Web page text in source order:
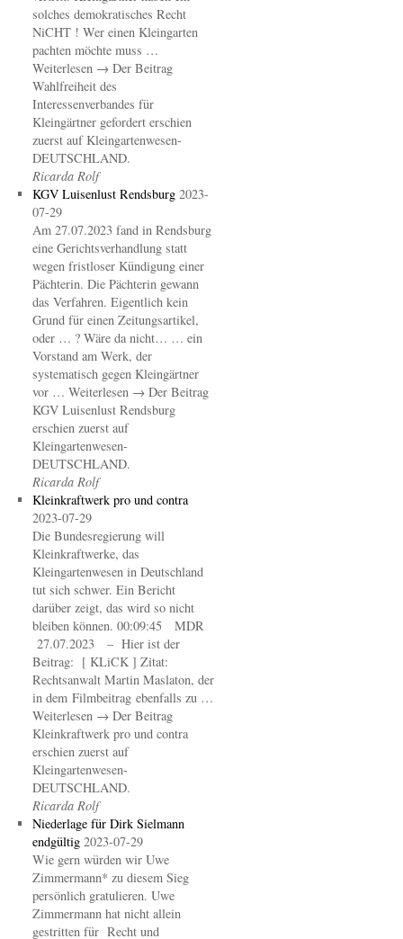
solches demokratisches Recht
NiCHT ! Wer einen Kleingarten
pachten möchte muss …
Weiterlesen → Der Beitrag
Wahlfreiheit des
Interessenverbandes für
Kleingärtner gefordert erschien
zuerst auf Kleingartenwesen-
DEUTSCHLAND.
Ricarda Rolf
KGV Luisenlust Rendsburg 2023-
07-29
Am 27.07.2023 fand in Rendsburg
eine Gerichtsverhandlung statt
wegen fristloser Kündigung einer
Pächterin. Die Pächterin gewann
das Verfahren. Eigentlich kein
Grund für einen Zeitungsartikel,
oder … ? Wäre da nicht… … ein
Vorstand am Werk, der
systematisch gegen Kleingärtner
vor … Weiterlesen → Der Beitrag
KGV Luisenlust Rendsburg
erschien zuerst auf
Kleingartenwesen-
DEUTSCHLAND.
Ricarda Rolf
Kleinkraftwerk pro und contra
2023-07-29
Die Bundesregierung will
Kleinkraftwerke, das
Kleingartenwesen in Deutschland
tut sich schwer. Ein Bericht
darüber zeigt, das wird so nicht
bleiben können. 00:09:45 MDR
27.07.2023 – Hier ist der
Beitrag: [ KLiCK ] Zitat:
Rechtsanwalt Martin Maslaton, der
in dem Filmbeitrag ebenfalls zu …
Weiterlesen → Der Beitrag
Kleinkraftwerk pro und contra
erschien zuerst auf
Kleingartenwesen-
DEUTSCHLAND.
Ricarda Rolf
Niederlage für Dirk Sielmann
endgültig 2023-07-29
Wie gern würden wir Uwe
Zimmermann* zu diesem Sieg
persönlich gratulieren. Uwe
Zimmermann hat nicht allein
gestritten für Recht und